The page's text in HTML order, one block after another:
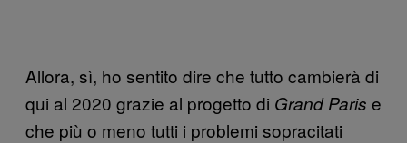
Allora, sì, ho sentito dire che tutto cambierà di
qui al 2020 grazie al progetto di Grand Paris e
che più o meno tutti i problemi sopracitati